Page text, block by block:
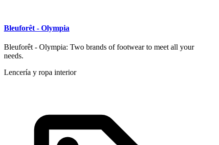
Bleuforêt - Olympia
Bleuforêt - Olympia: Two brands of footwear to meet all your
needs.
Lencería y ropa interior